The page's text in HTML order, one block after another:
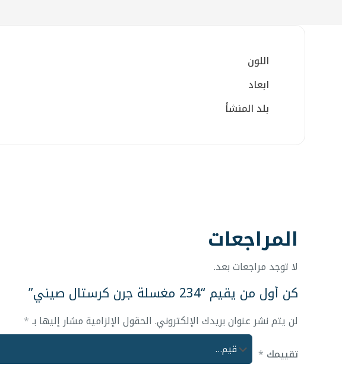
اللون
ابعاد
بلد المنشأ
المراجعات
لا توجد مراجعات بعد.
كن أول من يقيم “234 مغسلة جرن كرستال صيني”
لن يتم نشر عنوان بريدك الإلكتروني. الحقول الإلزامية مشار إليها بـ*
تقييمك *